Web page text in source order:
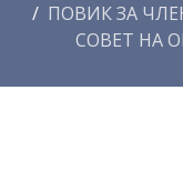
ПОВИК ЗА
СОВЕТ НА